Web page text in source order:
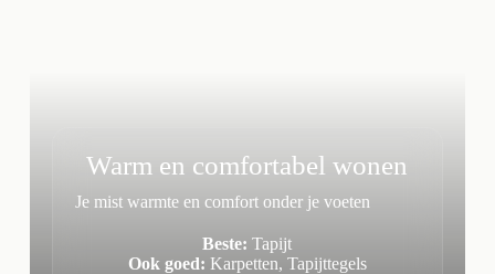
Warm en comfortabel wonen
Je mist warmte en comfort onder je voeten
Beste: Tapijt
Ook goed: Karpetten, Tapijttegels